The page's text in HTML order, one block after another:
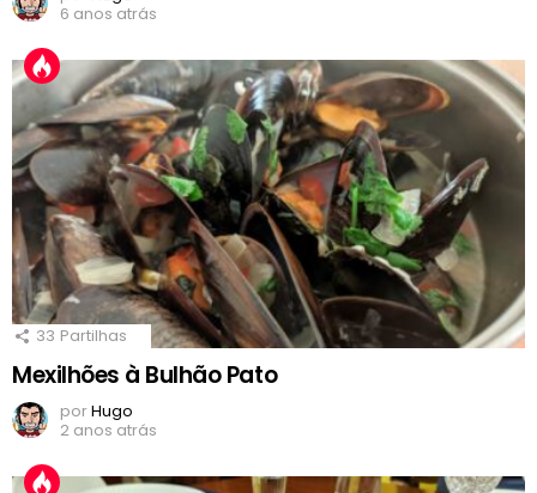
6 anos atrás
33 Partilhas
Mexilhões à Bulhão Pato
porHugo
2 anos atrás